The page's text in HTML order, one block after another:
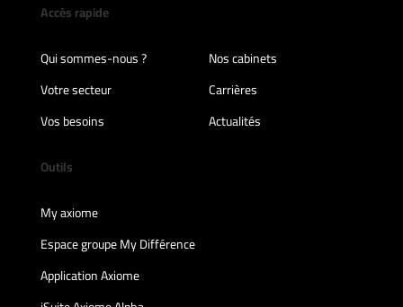
Accès rapide
Qui sommes-nous ?
Nos cabinets
Votre secteur
Carrières
Vos besoins
Actualités
Outils
My axiome
Espace groupe My Différence
Application Axiome